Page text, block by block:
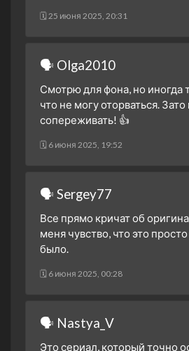
🗓 25 июня 2025, 20:31
🗣 Olga2010
Смотрю для фона, но иногда
что не могу оторваться.
сопереживать! 👍
🗓 6 июня 2025, 19:52
🗣 Sergey77
Все прямо кричат об
меня чувство, что это
было.
🗓 6 июня 2025, 00:28
🗣 Nastya_V
Это сериал, который точно